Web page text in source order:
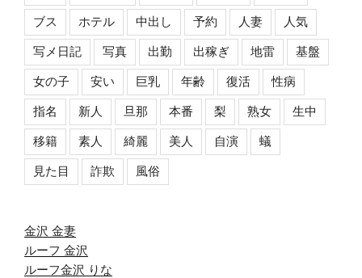
ブス ホテル 中出し 予約 人妻 人気
写メ日記 写真 出勤 出稼ぎ 地雷 基盤
女の子 安い 巨乳 年齢 復活 性病
指名 新人 旦那 本番 梨 熟女 生中
移籍 素人 綺麗 美人 自演 蟻
見た目 詐欺 風俗
金沢 金妻
ルーフ 金沢
ルーフ金沢 りな